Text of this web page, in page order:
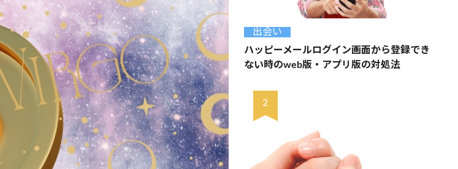
出会い
ハッピーメールログイン画面から登録でき
ない時のweb版・アプリ版の対処法